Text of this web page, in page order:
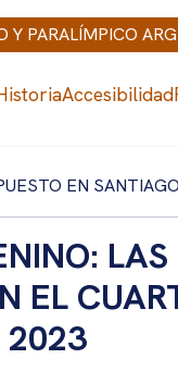
Y PARALÍMPICO
Accesibilidad
EN
LAS
EL
2023